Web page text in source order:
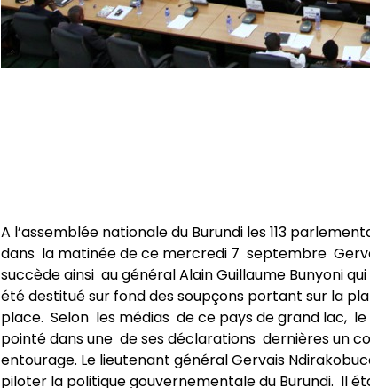
A l’assemblée nationale du Burundi les 113
dans la matinée de ce mercredi 7 septembre
succède ainsi au général Alain Guillaume Bunyoni
été destitué sur fond des soupçons portant sur la
place. Selon les médias de ce pays de grand lac, le
pointé dans une de ses déclarations dernières un
entourage. Le lieutenant général Gervais
piloter la politique gouvernementale du Burundi. Il